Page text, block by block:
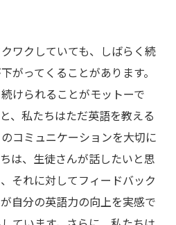
ワクしていても、しばらく続
がってくることがあります。
けられることがモットーで
、私たちはただ英語を教える
コミュニケーションを大切に
は、生徒さんが話したいと思
それに対してフィードバック
自分の英語力の向上を実感で